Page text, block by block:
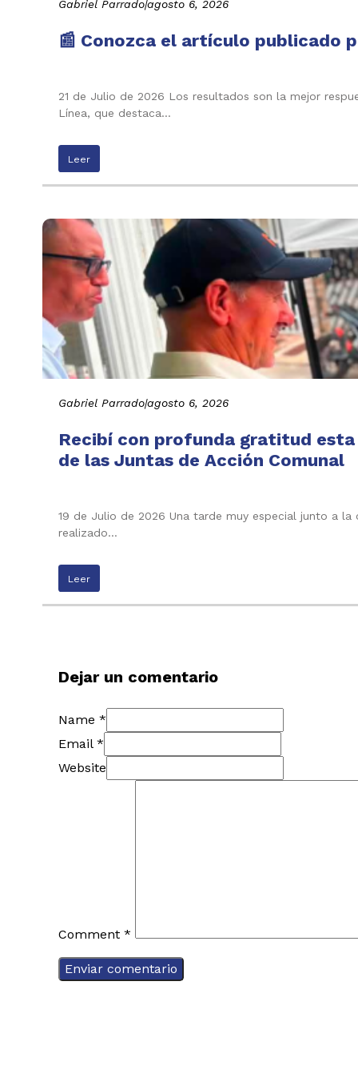
Gabriel Parrado|agosto 6, 2026
📰 Conozca el artículo publicado
21 de Julio de 2026 Los resultados son la mejor
Línea, que destaca…
Leer
Gabriel Parrado|agosto 6, 2026
Recibí con profunda gratitud
de las Juntas de Acción Comunal
19 de Julio de 2026 Una tarde muy especial junto a
realizado…
Leer
Dejar un comentario
Name *
Email *
Website
Comment *